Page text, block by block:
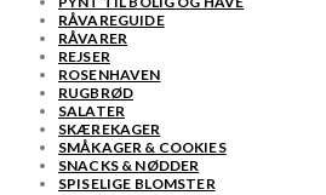
RÅVAREGUIDE
RÅVARER
REJSER
ROSENHAVEN
RUGBRØD
SALATER
SKÆREKAGER
SMÅKAGER & COOKIES
SNACKS & NØDDER
SPISELIGE BLOMSTER